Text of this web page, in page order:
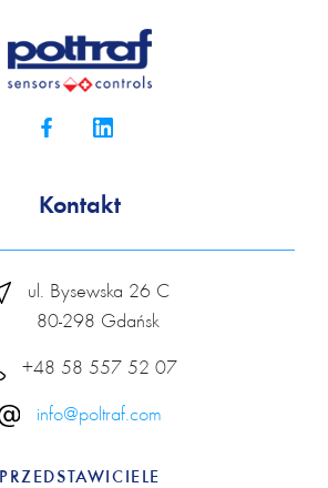
Kontakt
ul. Bysewska 26 C
80-298 Gdańsk
+48 58 557 52 07
info@poltraf.com
PRZEDSTAWICIELE